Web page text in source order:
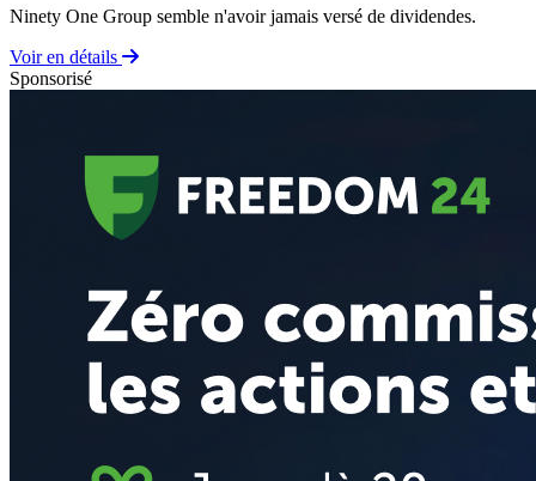
Ninety One Group semble n'avoir jamais versé de dividendes.
Voir en détails
Sponsorisé